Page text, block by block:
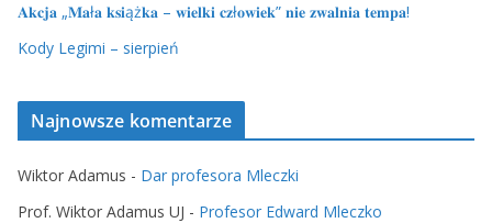
𝐀𝐤𝐜𝐣𝐚 „𝐌𝐚ł𝐚 𝐤𝐬𝐢ąż𝐤𝐚 – 𝐰𝐢𝐞𝐥𝐤𝐢 𝐜𝐳ł𝐨𝐰𝐢𝐞𝐤” 𝐧𝐢𝐞 𝐳𝐰𝐚𝐥𝐧𝐢𝐚 𝐭𝐞𝐦𝐩𝐚!
Kody Legimi – sierpień
Najnowsze komentarze
Wiktor Adamus - Dar profesora Mleczki
Prof. Wiktor Adamus UJ - Profesor Edward Mleczko